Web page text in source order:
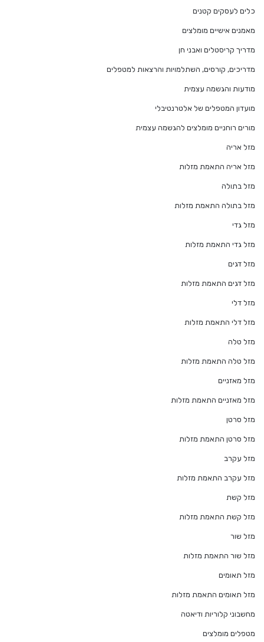
כלים לעסקים קטנים
מאמנים אישיים מומלצים
מדריך קריסטלים ואבני חן
מדריכים, קורסים, השתלמויות והרצאות למטפלים
מודעות והגשמה עצמית
מועדון המטפלים של אלטרנטיבלי
מורים רוחניים מומלצים להגשמה עצמית
מזל אריה
מזל אריה התאמת מזלות
מזל בתולה
מזל בתולה התאמת מזלות
מזל גדי
מזל גדי התאמת מזלות
מזל דגים
מזל דגים התאמת מזלות
מזל דלי
מזל דלי התאמת מזלות
מזל טלה
מזל טלה התאמת מזלות
מזל מאזניים
מזל מאזניים התאמת מזלות
מזל סרטן
מזל סרטן התאמת מזלות
מזל עקרב
מזל עקרב התאמת מזלות
מזל קשת
מזל קשת התאמת מזלות
מזל שור
מזל שור התאמת מזלות
מזל תאומים
מזל תאומים התאמת מזלות
מחשבוני קלוריות ודיאטה
מטפלים מומלצים